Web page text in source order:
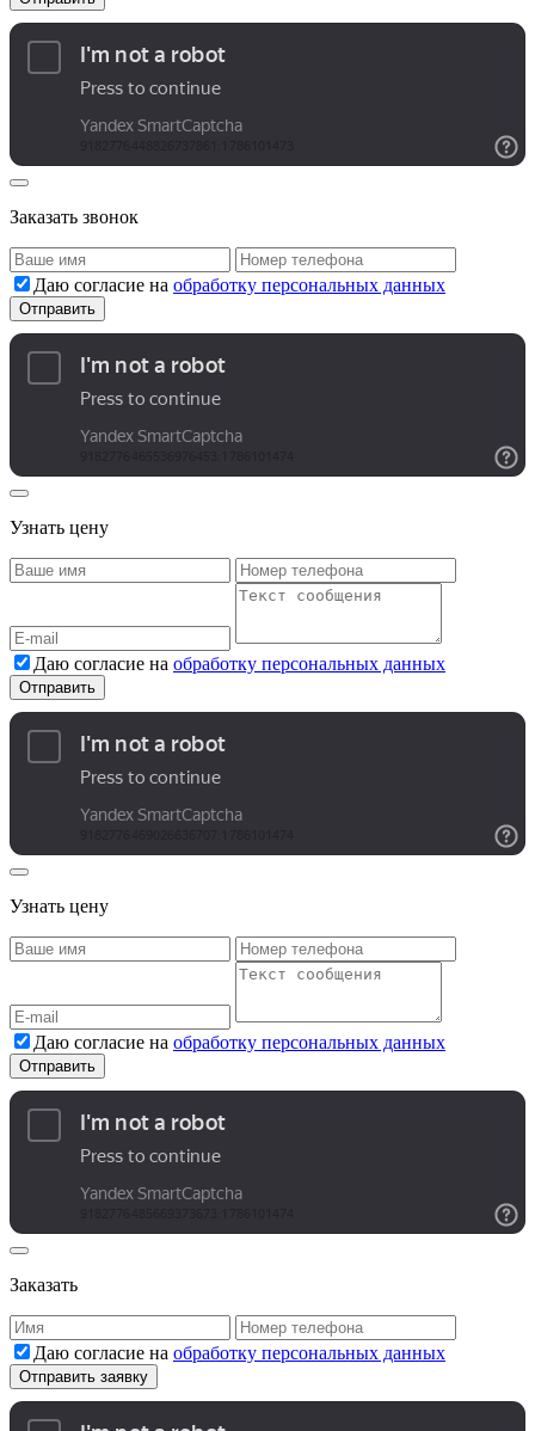
Заказать звонок
Даю согласие на обработку персональных данных
Узнать цену
Даю согласие на обработку персональных данных
Узнать цену
Даю согласие на обработку персональных данных
Заказать
Даю согласие на обработку персональных данных